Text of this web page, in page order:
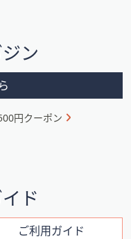
ン
円クーポン
ド
ご利用ガイド